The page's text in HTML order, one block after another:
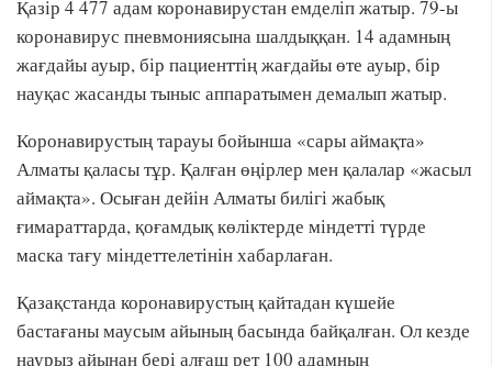
Қазір 4 477 адам коронавирустан емделіп жатыр. 79-ы
коронавирус пневмониясына шалдыққан. 14 адамның
жағдайы ауыр, бір пациенттің жағдайы өте ауыр, бір
науқас жасанды тыныс аппаратымен демалып жатыр.
Коронавирустың тарауы бойынша «сары аймақта»
Алматы қаласы тұр. Қалған өңірлер мен қалалар «жасыл
аймақта». Осыған дейін Алматы билігі жабық
ғимараттарда, қоғамдық көліктерде міндетті түрде
маска тағу міндеттелетінін хабарлаған.
Қазақстанда коронавирустың қайтадан күшейе
бастағаны маусым айының басында байқалған. Ол кезде
наурыз айынан бері алғаш рет 100 адамның